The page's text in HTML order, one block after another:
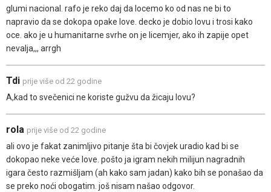
glumi nacional. rafo je reko daj da locemo ko od nas ne bi to
napravio da se dokopa opake love. decko je dobio lovu i trosi kako
oce. ako je u humanitarne svrhe on je licemjer, ako ih zapije opet
nevalja,,, arrgh
Tdi prije više od 22 godine
A,kad to svečenici ne koriste gužvu da žicaju lovu?
rola prije više od 22 godine
ali ovo je fakat zanimljivo pitanje šta bi čovjek uradio kad bi se
dokopao neke veće love. pošto ja igram nekih milijun nagradnih
igara često razmišljam (ah kako sam jadan) kako bih se ponašao da
se preko noći obogatim. još nisam našao odgovor.